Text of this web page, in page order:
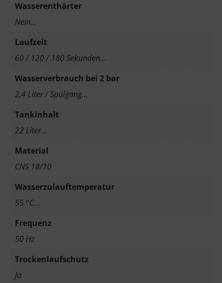
Wasserenthärter
Nein…
Laufzeit
60 / 120 / 180 Sekunden…
Wasserverbrauch bei 2 bar
2,4 Liter / Spülgang…
Tankinhalt
22 Liter…
Material
CNS 18/10
Wasserzulauftemperatur
55 °C…
Frequenz
50 Hz
Trockenlaufschutz
Ja